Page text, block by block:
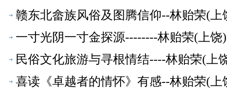
赣东北畲族风俗及图腾信仰--林贻荣(
一寸光阴一寸金探源--------林贻荣(上
民俗文化旅游与寻根情结----林贻荣(上
喜读《卓越者的情怀》有感--林贻荣(